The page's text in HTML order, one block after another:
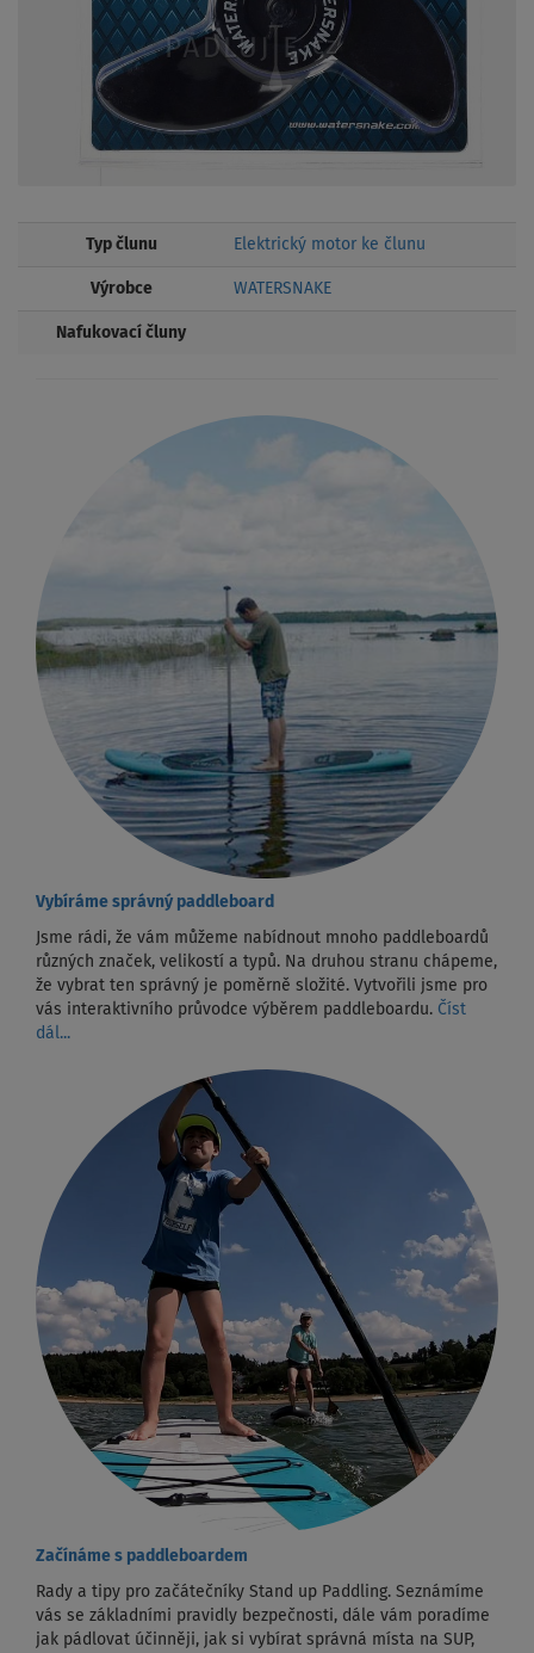
Typ člunu Elektrický motor ke člunu
Výrobce WATERSNAKE
Nafukovací čluny
Vybíráme správný paddleboard
Jsme rádi, že vám můžeme nabídnout mnoho paddleboardů
různých značek, velikostí a typů. Na druhou stranu chápeme,
že vybrat ten správný je poměrně složité. Vytvořili jsme pro
vás interaktivního průvodce výběrem paddleboardu. Číst
dál...
Začínáme s paddleboardem
Rady a tipy pro začátečníky Stand up Paddling. Seznámíme
vás se základními pravidly bezpečnosti, dále vám poradíme
jak pádlovat účinněji, jak si vybírat správná místa na SUP,